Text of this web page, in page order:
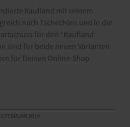
Kaufland mit seinem
nach Tschechien und in die
für den “Kaufland
sind für beide neuen Varianten
für Deinen Online-Shop
FEBRUAR 2024